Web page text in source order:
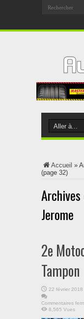
Accueil »
(page 32)
Jerome
2e
Tampon
22 février 2018
Commentaires
8,565 Vues